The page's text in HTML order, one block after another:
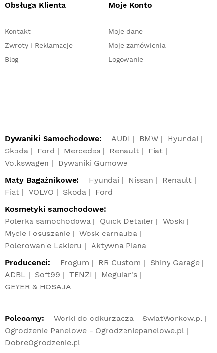
Obsługa Klienta
Kontakt
Zwroty i Reklamacje
Blog
Moje Konto
Moje dane
Moje zamówienia
Logowanie
Dywaniki Samochodowe: AUDI BMW
Hyundai
Skoda
Ford Mercedes Renault
Fiat
Volkswagen
Dywaniki Gumowe
Maty Bagażnikowe:
Hyundai Nissan
Renault
Fiat
VOLVO Skoda
Ford
Kosmetyki samochodowe:
Polerka samochodowa
Quick Detailer
Woski
Mycie i osuszanie
Wosk carnauba
Polerowanie Lakieru
Aktywna Piana
Producenci:
Frogum RR Custom
Shiny Garage
ADBL
Soft99 TENZI
Meguiar's
GEYER & HOSAJA
Polecamy:
Worki do odkurzacza - SwiatWorkow.pl
Ogrodzenie Panelowe - Ogrodzeniepanelowe.pl
DobreOgrodzenie.pl